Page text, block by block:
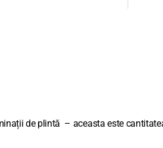
de plintă – aceasta este